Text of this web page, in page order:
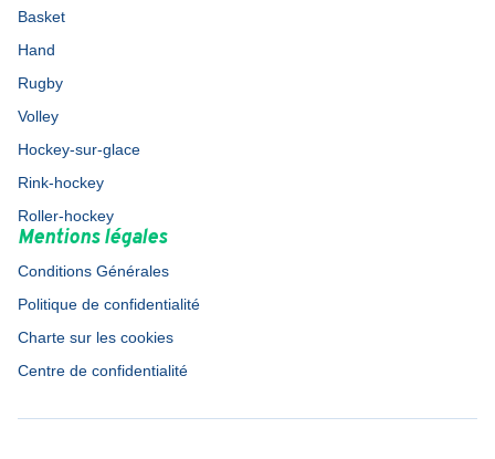
Basket
Hand
Rugby
Volley
Hockey-sur-glace
Rink-hockey
Roller-hockey
Mentions légales
Conditions Générales
Politique de confidentialité
Charte sur les cookies
Centre de confidentialité